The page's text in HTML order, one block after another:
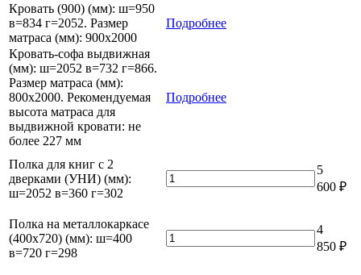
Кровать (900) (мм): ш=950
в=834 г=2052. Размер
матраса (мм): 900x2000
Подробнее
Кровать-софа выдвижная
(мм): ш=2052 в=732 г=866.
Размер матраса (мм):
800x2000. Рекомендуемая
высота матраса для
выдвижной кровати: не
более 227 мм
Подробнее
Полка для книг с 2
дверками (УНИ) (мм):
ш=2052 в=360 г=302
Количество
товара
книг
с
5
600 ₽
Полка на металлокаркасе
(400х720) (мм): ш=400
в=720 г=298
Количество
товара
4
850 ₽